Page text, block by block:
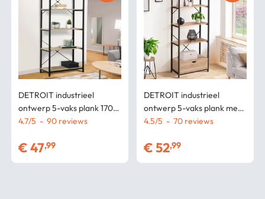
DETROIT industrieel
ontwerp 5-vaks plank 170
cm
4.7/5 - 90
€47,99
DETROIT industrieel
ontwerp 5-vaks plank met
lade
4.5/5 - 70
€52,99